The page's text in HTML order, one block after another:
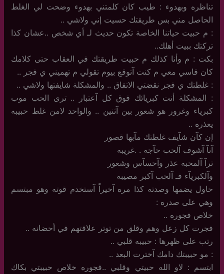
تناظره وبهدوء : طيب كان كلمتني بهدوء وضحت لي الغلط
الحاصل مني بس طريقتك حسيت إني ولاشي ..
: م حبيت حياتنا الخاصة تكون حديث لـ أي شخص ..عشان كذا
تركتك ببيت أهلك..
بكت : م وأنا كذلك م حبيت طريقتك في العقاب حتى كلامك
كان قاسي معي م كنت آتوقع بيوم تقولي م تهميني ي فجر ..
: غلطتك ي فجر نقضتي الاتفاق .. والمشكلة شايفتها ولاشي ..
: المشكلة أنت كبريائك فوق كل آعتبار .. ترى الحب موب
كبرياء وغرور هو شعور بين آثنين .. والواحد لامن غلط حبيبه
يعذره ..
إن كآن شآيف غلطتك مآبها قصور
آنآ آشوف آلحب حآجه . .غريبه
ترآ آلمحبه عذر وآحسآس وشعور
وآلكبريآء فـ آلحب آكبر مصيبه
حاول يضمها وصدته كذا مره آخيراً آستخدم قوته وهو مبتسم
وهي على صدره :
خلاص فجوره ..
فجرت كل زعل وهم وقلق من توتر علاقتهم في أحضانه ..
رتب على ظهرها : حبيبه قلبي ..
: مو حبيبتك دامك آخترت البعد ..
ابتسم : لاو الله حبيتي وقلبي ..فجوره خلاص حبيبتي بكاك